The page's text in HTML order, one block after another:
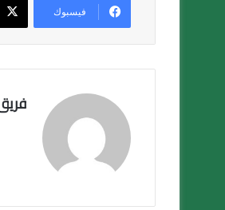
o
ok
فيسبوك